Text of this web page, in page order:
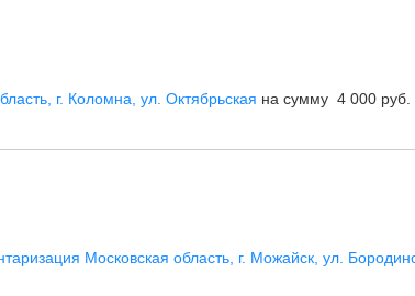
г. Коломна, ул. Октябрьская на сумму 4 000 руб.
Московская область, г. Можайск, ул.